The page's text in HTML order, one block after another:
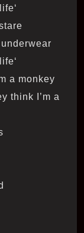
‘Cause I’m a lowlife, lowlife
‘Cause I’m a lowlife, lowlife
a monkey
think I’m a